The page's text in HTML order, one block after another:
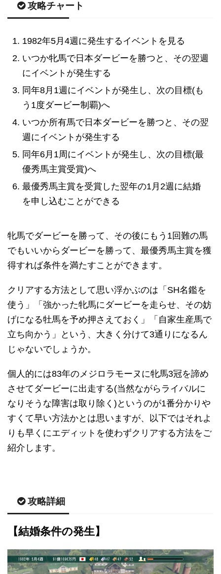
攻略チャート
1982年5月4週に発生するイベントを見る
いつか牝馬で日本ダービーを勝つと、その翌週
にイベントが発生する
同年8月1週にイベントが発生し、次の目標(も
う1度ダービー制覇)へ
いつか所有馬で日本ダービーを勝つと、その翌
週にイベントが発生する
同年6月1周にイベントが発生し、次の目標(最
優秀馬主賞受賞)へ
最優秀馬主賞を受賞した翌年の1月2週に結婚
を申し込むことができる
牝馬でダービーを勝って、その後にもう1回難の馬
でもいいからダービーを勝って、最優秀馬主賞を獲
得すれば条件を満たすことができます。
クリアする方法として思い浮かぶのは「SH名鑑を
使う」「強かった牝馬にダービーを走らせ、その妨
げになる牡馬を予め押さえておく」「自家生産馬で
立ち向かう」という、大きく分けて3通りになるん
じゃないでしょうか。
個人的には83年のメジロラモーヌに牝馬3冠を諦め
させてダービーに出走する(当然ながらライバルに
なりそうな障害は取り除く)というのが1番分かりや
すくて早い方法かとは思いますが、以下ではそれよ
りも早くにエディットを使わずクリアする方法をご
紹介します。
攻略詳細
【結婚条件の発生】